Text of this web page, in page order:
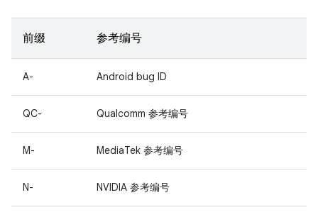
前缀 参考编号
A- Android bug ID
QC- Qualcomm 参考编号
M- MediaTek 参考编号
N- NVIDIA 参考编号